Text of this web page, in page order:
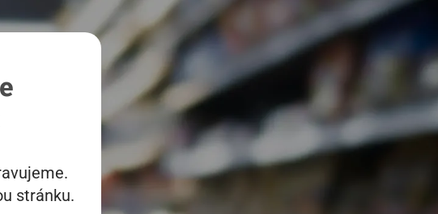
stránku.